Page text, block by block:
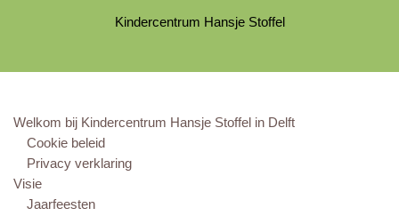
Kindercentrum Hansje Stoffel
Welkom bij Kindercentrum Hansje Stoffel in Delft
Cookie beleid
Privacy verklaring
Visie
Jaarfeesten